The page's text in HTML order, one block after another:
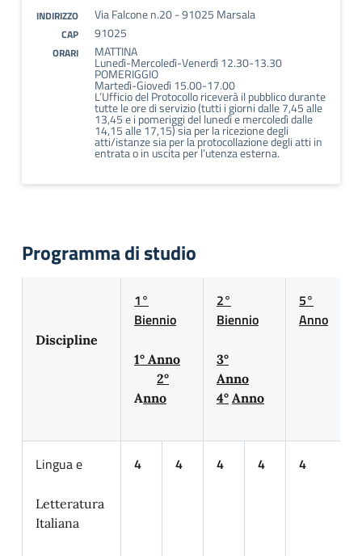
INDIRIZZO Via Falcone n.20 - 91025 Marsala
CAP 91025
ORARI MATTINA
Lunedì-Mercoledì-Venerdì 12.30-13.30
POMERIGGIO
Martedì-Giovedì 15.00-17.00
L’Ufficio del Protocollo riceverà il pubblico durante
tutte le ore di servizio (tutti i giorni dalle 7,45 alle
13,45 e i pomeriggi del lunedì e mercoledì dalle
14,15 alle 17,15) sia per la ricezione degli
atti/istanze sia per la protocollazione degli atti in
entrata o in uscita per l’utenza esterna.
Programma di studio
Discipline
1°
Biennio
1° Anno
2°
Anno
2°
Biennio
3°
Anno
4° Anno
5°
Anno
Lingua e
Letteratura
Italiana
4 4 4 4 4